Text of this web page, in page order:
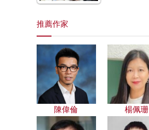
推薦作家
陳偉倫 楊佩珊